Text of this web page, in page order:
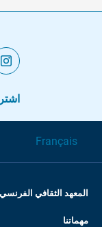
Français
المعهد الثقافي
مهماتنا